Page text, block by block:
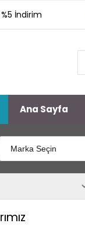
Ana Sayfa